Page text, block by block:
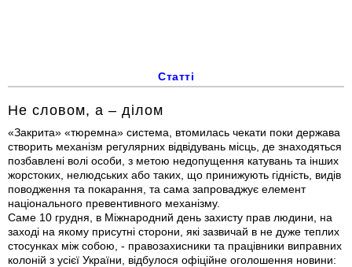
Статті
Не словом, а – ділом
«Закрита» «тюремна» система, втомилась чекати поки держава
створить механізм регулярних відвідувань місць, де знаходяться
позбавлені волі особи, з метою недопущення катувань та інших
жорстоких, нелюдських або таких, що принижують гідність, видів
поводження та покарання, та сама запроваджує елемент
національного превентивного механізму.
Саме 10 грудня, в Міжнародний день захисту прав людини, на
заході на якому присутні сторони, які зазвичай в не дуже теплих
стосунках між собою, - правозахисники та працівники виправних
колоній з усієї України, відбулося офіційне оголошення новини: